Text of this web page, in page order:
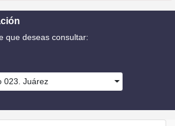
que deseas consultar:
023. Juárez